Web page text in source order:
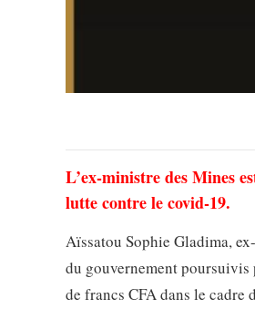
L’ex-ministre des Mines
lutte contre le covid-19.
Aïssatou Sophie Gladima,
du gouvernement poursuivis
de francs CFA dans le cadre